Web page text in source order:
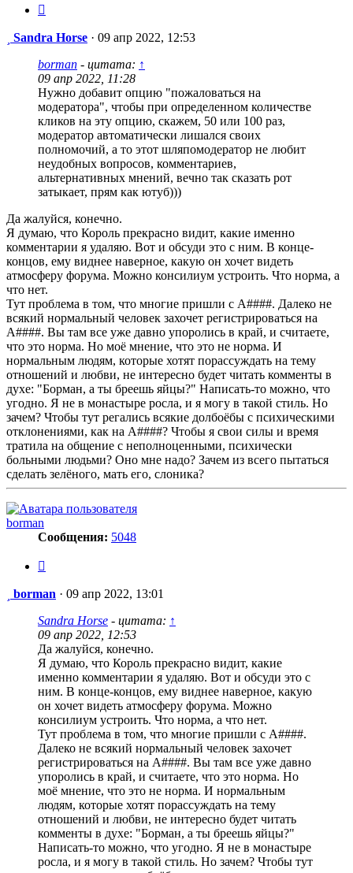
Сообщение
Sandra Horse · 09 апр 2022, 12:53
borman - цитата: ↑
09 апр 2022, 11:28
Нужно добавит опцию "пожаловаться на
модератора", чтобы при определенном количестве
кликов на эту опцию, скажем, 50 или 100 раз,
модератор автоматически лишался своих
полномочий, а то этот шляпомодератор не любит
неудобных вопросов, комментариев,
альтернативных мнений, вечно так сказать рот
затыкает, прям как ютуб)))
Да жалуйся, конечно.
Я думаю, что Король прекрасно видит, какие именно
комментарии я удаляю. Вот и обсуди это с ним. В конце-
концов, ему виднее наверное, какую он хочет видеть
атмосферу форума. Можно консилиум устроить. Что норма, а
что нет.
Тут проблема в том, что многие пришли с А####. Далеко не
всякий нормальный человек захочет регистрироваться на
А####. Вы там все уже давно упоролись в край, и считаете,
что это норма. Но моё мнение, что это не норма. И
нормальным людям, которые хотят порассуждать на тему
отношений и любви, не интересно будет читать комменты в
духе: "Борман, а ты бреешь яйцы?" Написать-то можно, что
угодно. Я не в монастыре росла, и я могу в такой стиль. Но
зачем? Чтобы тут регались всякие долбоёбы с психическими
отклонениями, как на А####? Чтобы я свои силы и время
тратила на общение с неполноценными, психически
больными людьми? Оно мне надо? Зачем из всего пытаться
сделать зелёного, мать его, слоника?
borman
Сообщения: 5048
Сообщение
borman · 09 апр 2022, 13:01
Sandra Horse - цитата: ↑
09 апр 2022, 12:53
Да жалуйся, конечно.
Я думаю, что Король прекрасно видит, какие
именно комментарии я удаляю. Вот и обсуди это с
ним. В конце-концов, ему виднее наверное, какую
он хочет видеть атмосферу форума. Можно
консилиум устроить. Что норма, а что нет.
Тут проблема в том, что многие пришли с А####.
Далеко не всякий нормальный человек захочет
регистрироваться на А####. Вы там все уже давно
упоролись в край, и считаете, что это норма. Но
моё мнение, что это не норма. И нормальным
людям, которые хотят порассуждать на тему
отношений и любви, не интересно будет читать
комменты в духе: "Борман, а ты бреешь яйцы?"
Написать-то можно, что угодно. Я не в монастыре
росла, и я могу в такой стиль. Но зачем? Чтобы тут